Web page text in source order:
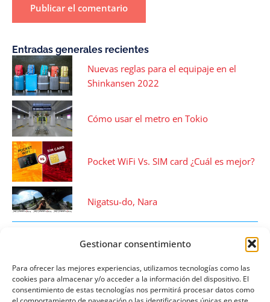
Gestionar consentimiento
Para ofrecer las mejores experiencias, utilizamos tecnologías como las
cookies para almacenar y/o acceder a la información del dispositivo. El
consentimiento de estas tecnologías nos permitirá procesar datos como
Entradas generales recientes
Nuevas reglas para el equipaje en el
Shinkansen 2022
Cómo usar el metro en Tokio
Pocket WiFi Vs. SIM card ¿Cuál es mejor?
Nigatsu-do, Nara